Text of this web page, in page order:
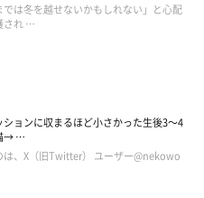
では冬を越せないかもしれない」と心配
され …
ションに収まるほど小さかった生後3～4
→ …
は、X（旧Twitter） ユーザー@nekowo